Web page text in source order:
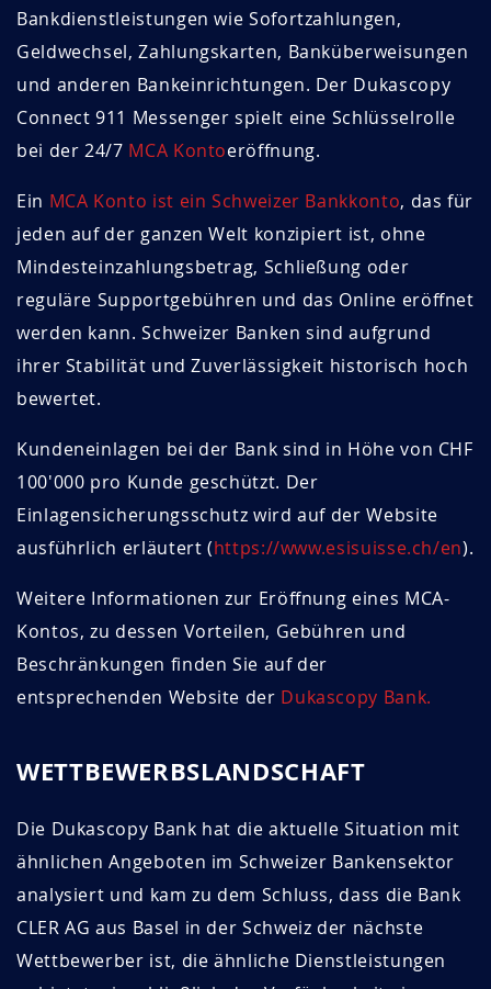
Bankdienstleistungen wie Sofortzahlungen,
Geldwechsel, Zahlungskarten, Banküberweisungen
und anderen Bankeinrichtungen. Der Dukascopy
Connect 911 Messenger spielt eine Schlüsselrolle
bei der 24/7 MCA Kontoeröffnung.
Ein MCA Konto ist ein Schweizer Bankkonto, das für
jeden auf der ganzen Welt konzipiert ist, ohne
Mindesteinzahlungsbetrag, Schließung oder
reguläre Supportgebühren und das Online eröffnet
werden kann. Schweizer Banken sind aufgrund
ihrer Stabilität und Zuverlässigkeit historisch hoch
bewertet.
Kundeneinlagen bei der Bank sind in Höhe von CHF
100'000 pro Kunde geschützt. Der
Einlagensicherungsschutz wird auf der Website
ausführlich erläutert (https://www.esisuisse.ch/en).
Weitere Informationen zur Eröffnung eines MCA-
Kontos, zu dessen Vorteilen, Gebühren und
Beschränkungen finden Sie auf der
entsprechenden Website der Dukascopy Bank.
WETTBEWERBSLANDSCHAFT
Die Dukascopy Bank hat die aktuelle Situation mit
ähnlichen Angeboten im Schweizer Bankensektor
analysiert und kam zu dem Schluss, dass die Bank
CLER AG aus Basel in der Schweiz der nächste
Wettbewerber ist, die ähnliche Dienstleistungen